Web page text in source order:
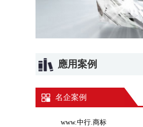
應用案例
名企案例
www.中行.商标